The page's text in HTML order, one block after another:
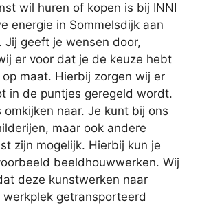
wil huren of kopen is bij INNI
energie in Sommelsdijk aan
Jij geeft je wensen door,
er voor dat je de keuze hebt
maat. Hierbij zorgen wij er
in de puntjes geregeld wordt.
naar. Je kunt bij ons
maar ook andere
zijn mogelijk. Hierbij kun je
beeldhouwwerken. Wij
deze kunstwerken naar
getransporteerd